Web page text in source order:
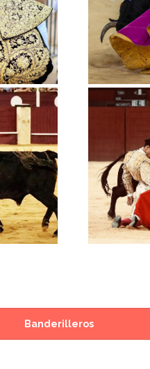
Banderilleros